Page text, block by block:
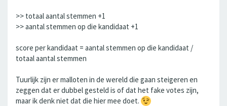
>> totaal aantal stemmen +1
>> aantal stemmen op die kandidaat +1
score per kandidaat = aantal stemmen op die kandidaat /
totaal aantal stemmen
Tuurlijk zijn er malloten in de wereld die gaan steigeren en
zeggen dat er dubbel gesteld is of dat het fake votes zijn,
maar ik denk niet dat die hier mee doet.